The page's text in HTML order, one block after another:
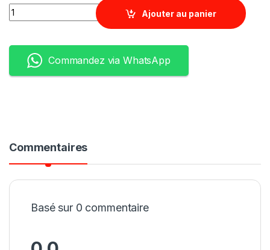
Quantity
Ajouter au panier
Commandez via WhatsApp
Commentaires
Basé sur 0 commentaire